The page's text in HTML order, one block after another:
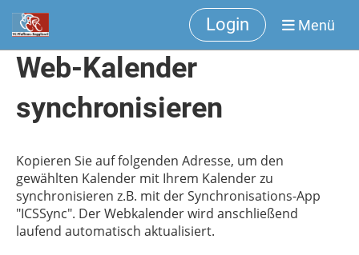
Login Menü
Web-Kalender
synchronisieren
Kopieren Sie auf folgenden Adresse, um den
gewählten Kalender mit Ihrem Kalender zu
synchronisieren z.B. mit der Synchronisations-App
"ICSSync". Der Webkalender wird anschließend
laufend automatisch aktualisiert.